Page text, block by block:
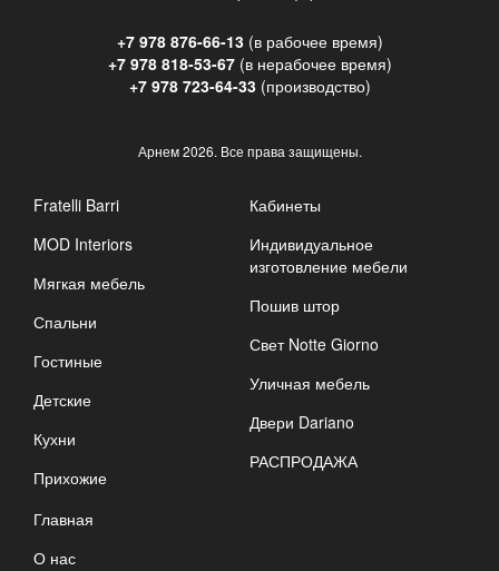
+7 978 876-66-13(в рабочее время)
+7 978 818-53-67(в нерабочее время)
+7 978 723-64-33(производство)
Арнем2026. Все права защищены.
Fratelli Barri
MOD Interiors
Мягкая мебель
Спальни
Гостиные
Детские
Кухни
Прихожие
Кабинеты
Индивидуальное
изготовление мебели
Пошив штор
Свет Notte Giorno
Уличная мебель
Двери Dariano
РАСПРОДАЖА
Главная
О нас